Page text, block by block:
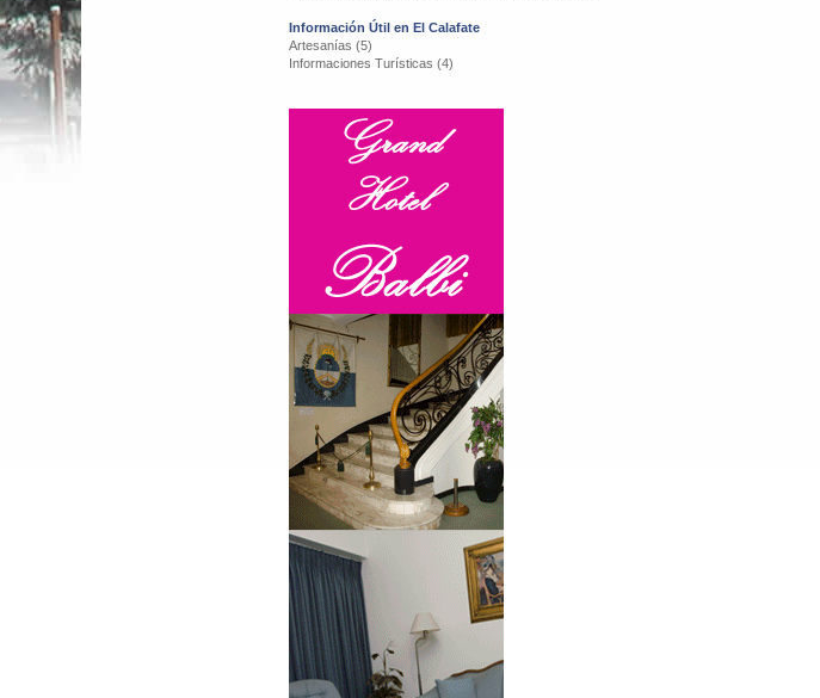
Información Útil en El Calafate
Artesanías (5)
Informaciones Turísticas (4)